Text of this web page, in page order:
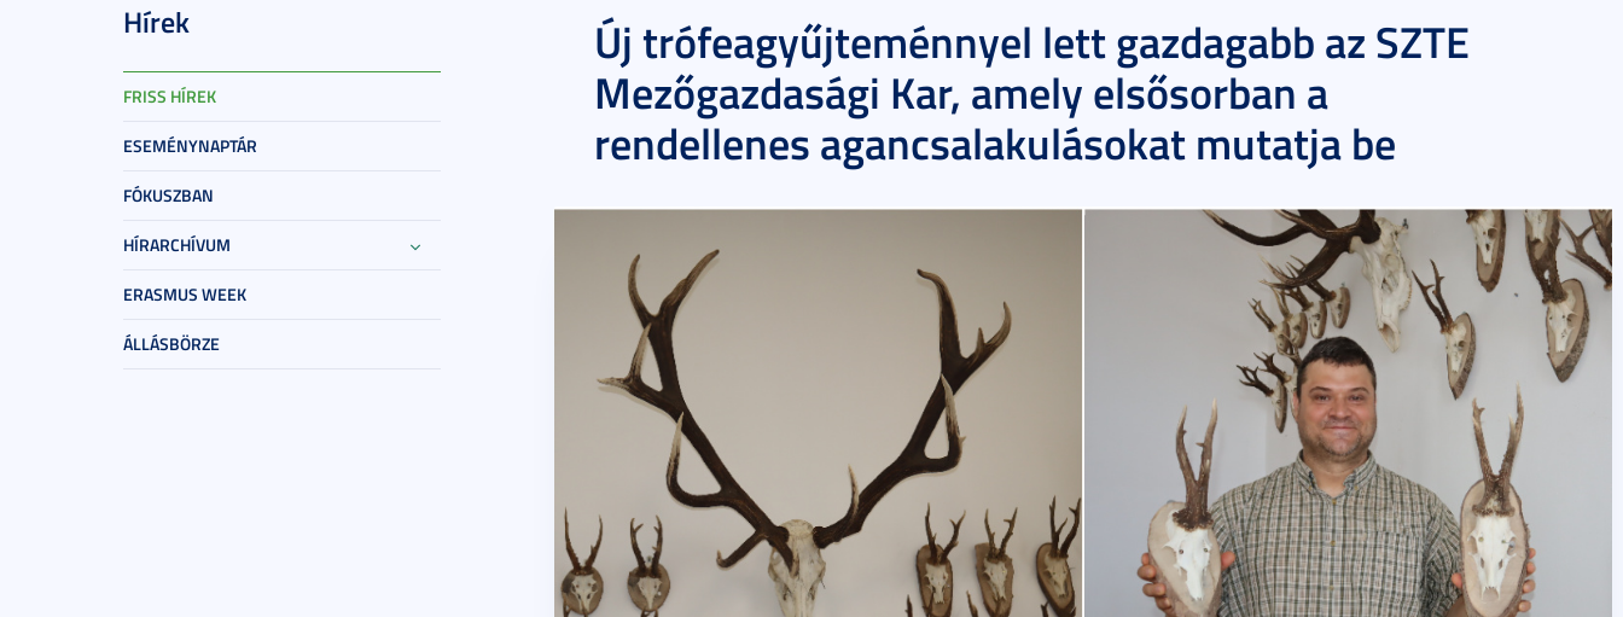
Hírek
FRISS HÍREK
ESEMÉNYNAPTÁR
FÓKUSZBAN
HÍRARCHÍVUM
ERASMUS WEEK
ÁLLÁSBÖRZE
Új trófeagyűjteménnyel lett gazdagabb az SZTE
Mezőgazdasági Kar, amely elsősorban a
rendellenes agancsalakulásokat mutatja be